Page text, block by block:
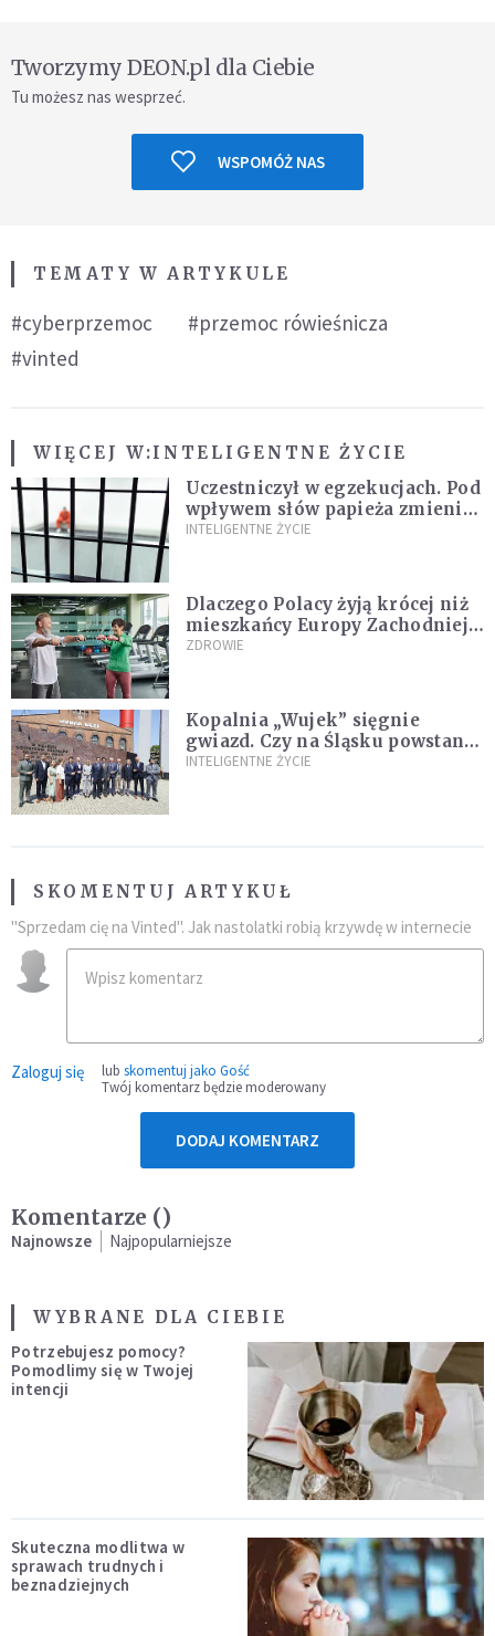
Tworzymy DEON.pl dla Ciebie
Tu możesz nas wesprzeć.
WSPOMÓŻ NAS
TEMATY W ARTYKULE
#cyberprzemoc
#przemoc rówieśnicza
#vinted
WIĘCEJ W:INTELIGENTNE ŻYCIE
Uczestniczył w egzekucjach. Pod
wpływem słów papieża zmienił
zdanie
INTELIGENTNE ŻYCIE
Dlaczego Polacy żyją krócej niż
mieszkańcy Europy Zachodniej?
Ekspertka wskazuje główne
ZDROWIE
Kopalnia „Wujek” sięgnie
gwiazd. Czy na Śląsku powstanie
„Dolina Krzemowa”?
INTELIGENTNE ŻYCIE
SKOMENTUJ ARTYKUŁ
"Sprzedam cię na Vinted". Jak nastolatki robią krzywdę w internecie
Zaloguj się lub skomentuj jako Gość
Twój komentarz będzie moderowany
DODAJ KOMENTARZ
Komentarze ()
Najnowsze Najpopularniejsze
WYBRANE DLA CIEBIE
Potrzebujesz pomocy?
Pomodlimy się w Twojej
intencji
Skuteczna modlitwa w
sprawach trudnych i
beznadziejnych